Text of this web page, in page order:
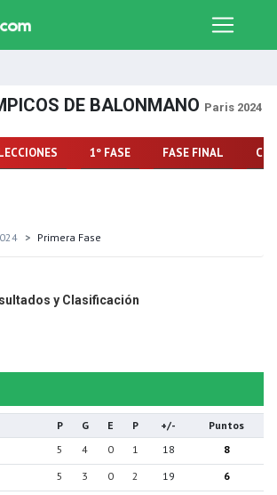
DE BALONMANO Paris 2024
1º FASE FASE FINAL
Primera Fase
y Clasificación
P G E P +/-
Puntos
5 4 0 1 18
8
5 3 0 2 19
6